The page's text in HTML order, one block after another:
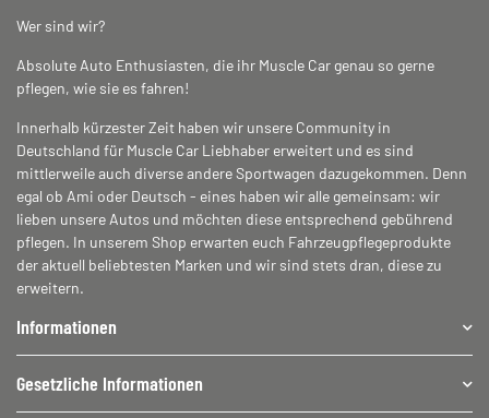
Wer sind wir?
Absolute Auto Enthusiasten, die ihr Muscle Car genau so gerne
pflegen, wie sie es fahren!
Innerhalb kürzester Zeit haben wir unsere Community in
Deutschland für Muscle Car Liebhaber erweitert und es sind
mittlerweile auch diverse andere Sportwagen dazugekommen. Denn
egal ob Ami oder Deutsch - eines haben wir alle gemeinsam: wir
lieben unsere Autos und möchten diese entsprechend gebührend
pflegen. In unserem Shop erwarten euch Fahrzeugpflegeprodukte
der aktuell beliebtesten Marken und wir sind stets dran, diese zu
erweitern.
Informationen
Gesetzliche Informationen